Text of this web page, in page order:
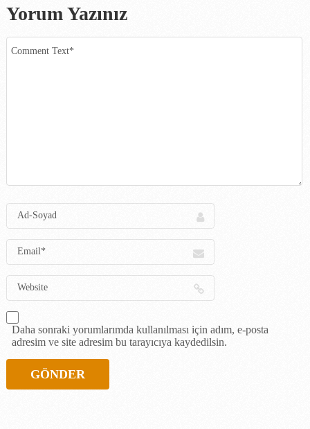
Yorum Yazınız
Daha sonraki yorumlarımda kullanılması için adım, e-posta
adresim ve site adresim bu tarayıcıya kaydedilsin.